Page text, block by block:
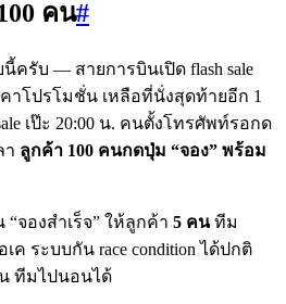
คน#
ครับ — สายการบินเปิด flash sale
าโปรโมชั่น เหลือที่นั่งสุดท้ายอีก 1
เป๊ะ 20:00 น. คนตั้งโทรศัพท์รอกด
า ลูกค้า 100 คนกดปุ่ม “จอง” พร้อม
จองสำเร็จ” ให้ลูกค้า 5 คนทีม
ค ระบบกัน race condition ได้ปกติ
ทีมไปนอนได้